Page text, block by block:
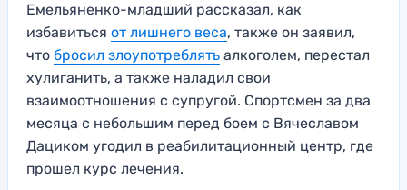
Емельяненко-младший рассказал, как
избавиться от лишнего веса, также он заявил,
что бросил злоупотреблять алкоголем, перестал
хулиганить, а также наладил свои
взаимоотношения с супругой. Спортсмен за два
месяца с небольшим перед боем с Вячеславом
Дациком угодил в реабилитационный центр, где
прошел курс лечения.